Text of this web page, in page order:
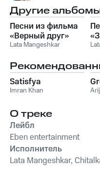
Другие
Песни из фильма
«Верный друг»
Lata Mangeshkar
Satisfya
Imran Khan
О треке
Лейбл
Eben entertainment
Исполнитель
Lata Mangeshkar,